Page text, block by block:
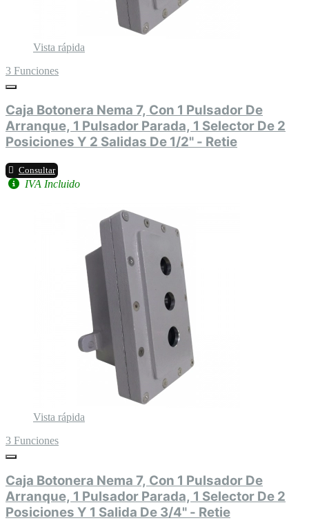
Vista rápida
3 Funciones
Caja Botonera Nema 7, Con 1 Pulsador De
Arranque, 1 Pulsador Parada, 1 Selector De 2
Posiciones Y 2 Salidas De 1/2" - Retie
Consultar
IVA Incluido
Vista rápida
3 Funciones
Caja Botonera Nema 7, Con 1 Pulsador De
Arranque, 1 Pulsador Parada, 1 Selector De 2
Posiciones Y 1 Salida De 3/4" - Retie